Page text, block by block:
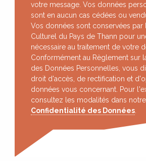
votre message. Vos données
sont en aucun cas cédées ou
Vos données sont conservées par
Culturel du Pays de Thann pour
nécessaire au traitement de votre
Conformément au Règlement sur
des Données Personnelles, vous
droit d'accès, de rectification et
données vous concernant. Pour
consultez les modalités dans notre
Confidentialité des Données.